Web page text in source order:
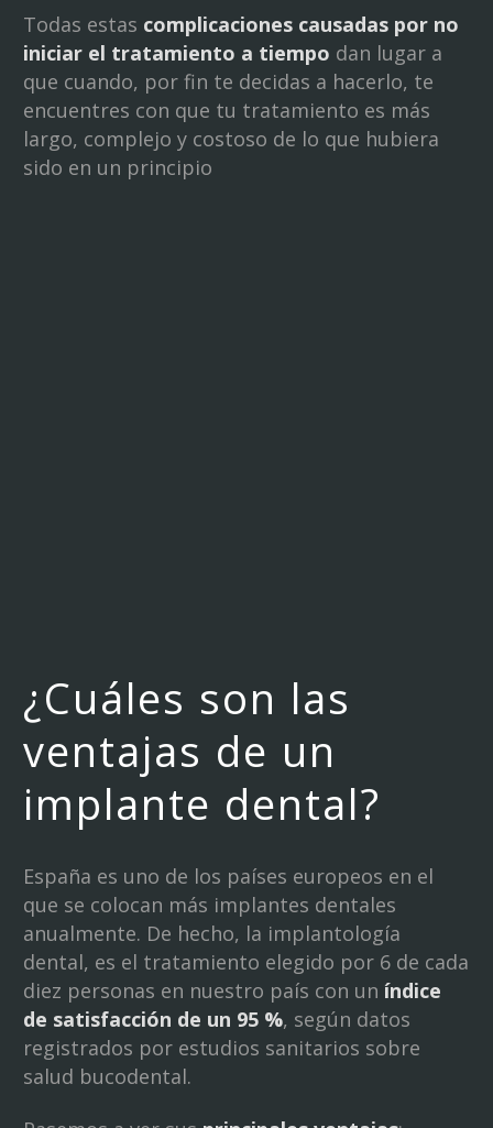
Todas estas complicaciones causadas por no
iniciar el tratamiento a tiempo dan lugar a
que cuando, por fin te decidas a hacerlo, te
encuentres con que tu tratamiento es más
largo, complejo y costoso de lo que hubiera
sido en un principio
¿Cuáles son las
ventajas de un
implante dental?
España es uno de los países europeos en el
que se colocan más implantes dentales
anualmente. De hecho, la implantología
dental, es el tratamiento elegido por 6 de cada
diez personas en nuestro país con un índice
de satisfacción de un 95 %, según datos
registrados por estudios sanitarios sobre
salud bucodental.